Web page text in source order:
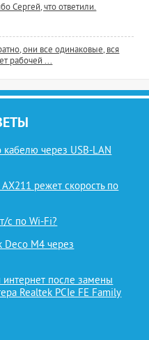
Сергей, что ответили.
они все одинаковые, вся
рабочей ...
через USB-LAN
режет скорость по
с по Wi-Fi?
M4 через
интернет после замены
Realtek PCIe FE Family